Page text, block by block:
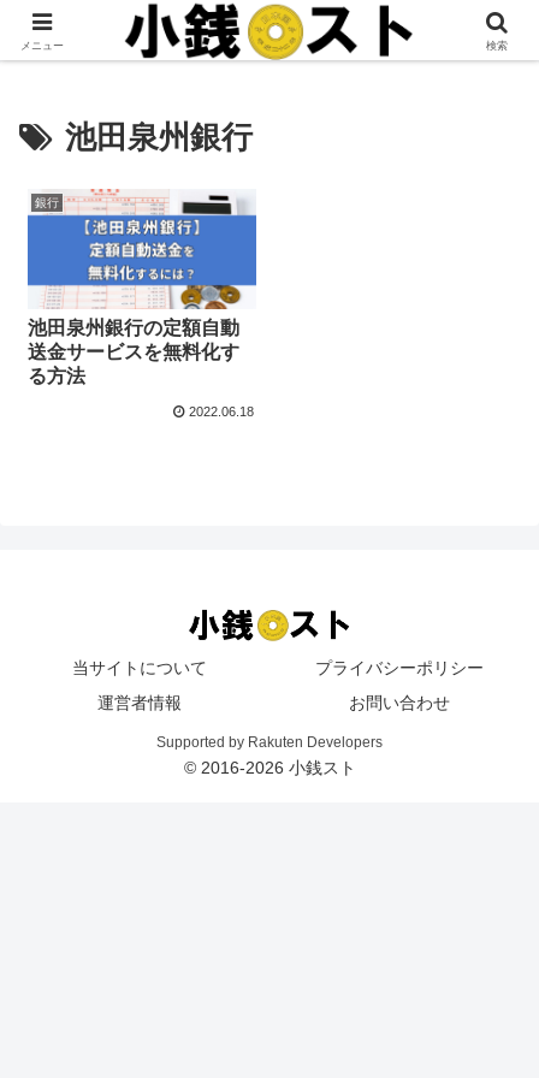
当サイトではアフィリエイト広告を掲載しています。
池田泉州銀行
銀行
池田泉州銀行の定額自動
送金サービスを無料化す
る方法
2022.06.18
当サイトについて
プライバシーポリシー
運営者情報
お問い合わせ
Supported by Rakuten Developers
© 2016-2026 小銭スト
メニュー 検索